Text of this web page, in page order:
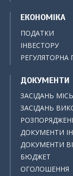
ЕКОНОМІКА
ПОДАТКИ
ІНВЕСТОРУ
РЕГУЛЯТОРНА
ДОКУМЕНТИ
ЗАСІДАНЬ
ЗАСІДАНЬ
ДОКУМЕНТИ
ДОКУМЕНТИ
БЮДЖЕТ
ОГОЛОШЕННЯ